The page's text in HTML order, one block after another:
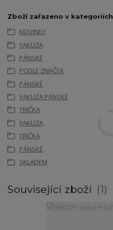
Zboží zařazeno v kategoriích
NOVINKY
YAKUZA
PÁNSKÉ
PODLE ZNAČEK
PÁNSKÉ
YAKUZA PÁNSKÉ
TRIČKA
YAKUZA
TRIČKA
PÁNSKÉ
SKLADEM
Související zboží 1